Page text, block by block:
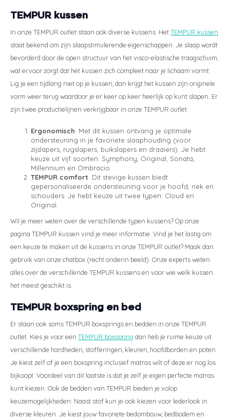
TEMPUR kussen
In onze TEMPUR outlet staan ook diverse kussens. HetTEMPUR kussen
staat bekend om zijn slaapstimulerende eigenschappen. Je slaap wordt
bevorderd door de open structuur van het visco-elastische traagschuim,
wat ervoor zorgt dat het kussen zich compleet naar je lichaam vormt.
Lig je een tijdlang niet op je kussen, dan krijgt het kussen zijn originele
vorm weer terug waardoor je er keer op keer heerlijk op kunt slapen. Er
zijn twee productielijnen verkrijgbaar in onze TEMPUR outlet:
Ergonomisch: Met dit kussen ontvang je optimale
ondersteuning in je favoriete slaaphouding (voor
zijslapers, rugslapers, buikslapers en draaiers). Je hebt
keuze uit vijf soorten: Symphony, Original, Sonata,
Millennium en Ombracio.
TEMPUR comfort: Dit stevige kussen biedt
gepersonaliseerde ondersteuning voor je hoofd, nek en
schouders. Je hebt keuze uit twee typen: Cloud en
Original.
Wil je meer weten over de verschillende typen kussens? Op onze
pagina TEMPUR kussen vind je meer informatie. Vind je het lastig om
een keuze te maken uit de kussens in onze TEMPUR outlet? Maak dan
gebruik van onze chatbox (recht onderin beeld). Onze experts weten
alles over de verschillende TEMPUR kussens en voor wie welk kussen
het meest geschikt is.
TEMPUR boxspring en bed
Er staan ook soms TEMPUR boxsprings en bedden in onze TEMPUR
outlet. Kies je voor een TEMPUR boxspring dan heb je ruime keuze uit
verschillende hardheden, stofferingen, kleuren, hoofdborden en poten.
Je kiest zelf of je een boxspring inclusief matras wilt of deze er nog los
bijkoopt. Voordeel van dit laatste is dat je zelf je eigen perfecte matras
kunt kiezen. Ook de bedden van TEMPUR bieden je volop
keuzemogelijkheden: Naast stof kun je ook kiezen voor lederlook in
diverse kleuren. Je kiest jouw favoriete bedombouw, bedbodem en